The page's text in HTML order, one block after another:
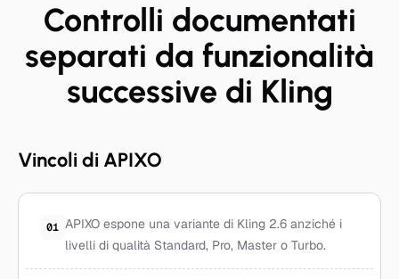
Controlli documentati
separati da funzionalità
successive di Kling
Vincoli di APIXO
01 APIXO espone una variante di Kling 2.6 anziché i
livelli di qualità Standard, Pro, Master o Turbo.